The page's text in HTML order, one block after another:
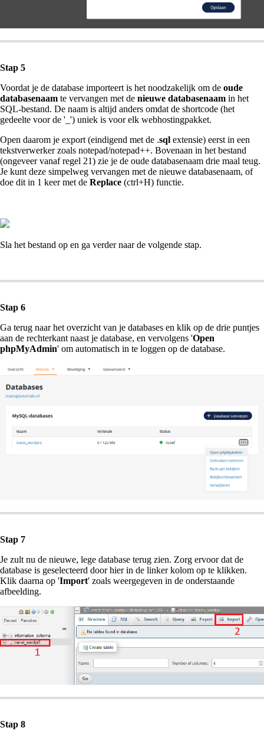
Stap 5
Voordat je de database importeert is het noodzakelijk om de oude
databasenaam te vervangen met de nieuwe databasenaam in het
SQL-bestand. De naam is altijd anders omdat de shortcode (het
gedeelte voor de '_') uniek is voor elk webhostingpakket.
Open daarom je export (eindigend met de .sql extensie) eerst in een
tekstverwerker zoals notepad/notepad++. Bovenaan in het bestand
(ongeveer vanaf regel 21) zie je de oude databasenaam drie maal teug.
Je kunt deze simpelweg vervangen met de nieuwe databasenaam, of
doe dit in 1 keer met de Replace (ctrl+H) functie.
Sla het bestand op en ga verder naar de volgende stap.
Stap 6
Ga terug naar het overzicht van je databases en klik op de drie puntjes
aan de rechterkant naast je database, en vervolgens 'Open
phpMyAdmin' om automatisch in te loggen op de database.
Stap 7
Je zult nu de nieuwe, lege database terug zien. Zorg ervoor dat de
database is geselecteerd door hier in de linker kolom op te klikken.
Klik daarna op 'Import' zoals weergegeven in de onderstaande
afbeelding.
Stap 8